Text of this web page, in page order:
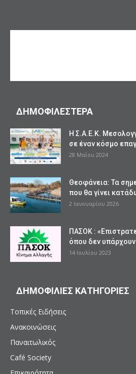
ΔΗΜΟΦΙΛΕΣΤΕΡΑ
Η Σ.Α.Ε.Κ.
σε έναν κόσμο
28 Μαΐου 2024
Θεοφάνεια: Τα
που θα γίνει
2 Ιανουαρίου 2026
ΠΑΣΟΚ :
όπου δεν
14 Ιουλίου 2023
ΔΗΜΟΦΙΛΙΕΣ ΚΑΤΗΓΟΡΙΕΣ
Τοπικές Ειδήσεις
Ανακοινώσεις
Παναιτωλικός
Café Society